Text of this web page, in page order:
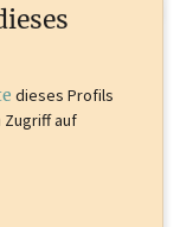
wirtschaft.at PLUS
und viele
dieses Profils
Zugriff auf